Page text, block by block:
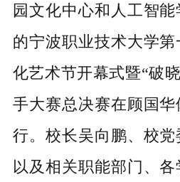
园文化中心和人工智
的宁波职业技术大学
化艺术节开幕式暨“破
手大赛总决赛在顾国
行。校长吴向鹏、校党
以及相关职能部门、